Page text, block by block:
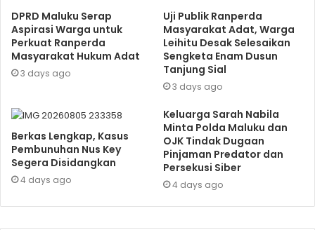
DPRD Maluku Serap
Aspirasi Warga untuk
Perkuat Ranperda
Masyarakat Hukum Adat
3 days ago
Uji Publik Ranperda
Masyarakat Adat, Warga
Leihitu Desak Selesaikan
Sengketa Enam Dusun
Tanjung Sial
3 days ago
Berkas Lengkap, Kasus
Pembunuhan Nus Key
Segera Disidangkan
4 days ago
Keluarga Sarah Nabila
Minta Polda Maluku dan
OJK Tindak Dugaan
Pinjaman Predator dan
Persekusi Siber
4 days ago